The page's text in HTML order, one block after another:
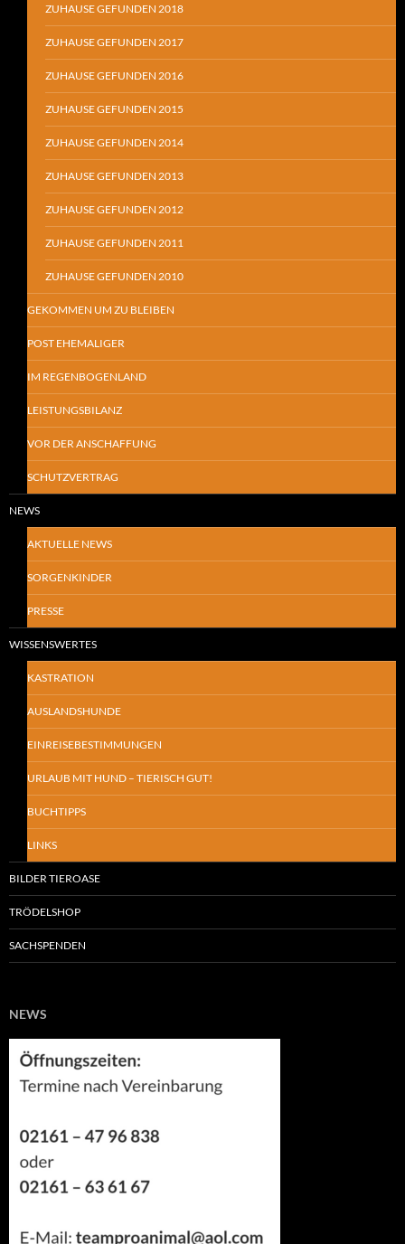
ZUHAUSE GEFUNDEN 2018
ZUHAUSE GEFUNDEN 2017
ZUHAUSE GEFUNDEN 2016
ZUHAUSE GEFUNDEN 2015
ZUHAUSE GEFUNDEN 2014
ZUHAUSE GEFUNDEN 2013
ZUHAUSE GEFUNDEN 2012
ZUHAUSE GEFUNDEN 2011
ZUHAUSE GEFUNDEN 2010
GEKOMMEN UM ZU BLEIBEN
POST EHEMALIGER
IM REGENBOGENLAND
LEISTUNGSBILANZ
VOR DER ANSCHAFFUNG
SCHUTZVERTRAG
NEWS
AKTUELLE NEWS
SORGENKINDER
PRESSE
WISSENSWERTES
KASTRATION
AUSLANDSHUNDE
EINREISEBESTIMMUNGEN
URLAUB MIT HUND – TIERISCH GUT!
BUCHTIPPS
LINKS
BILDER TIEROASE
TRÖDELSHOP
SACHSPENDEN
NEWS